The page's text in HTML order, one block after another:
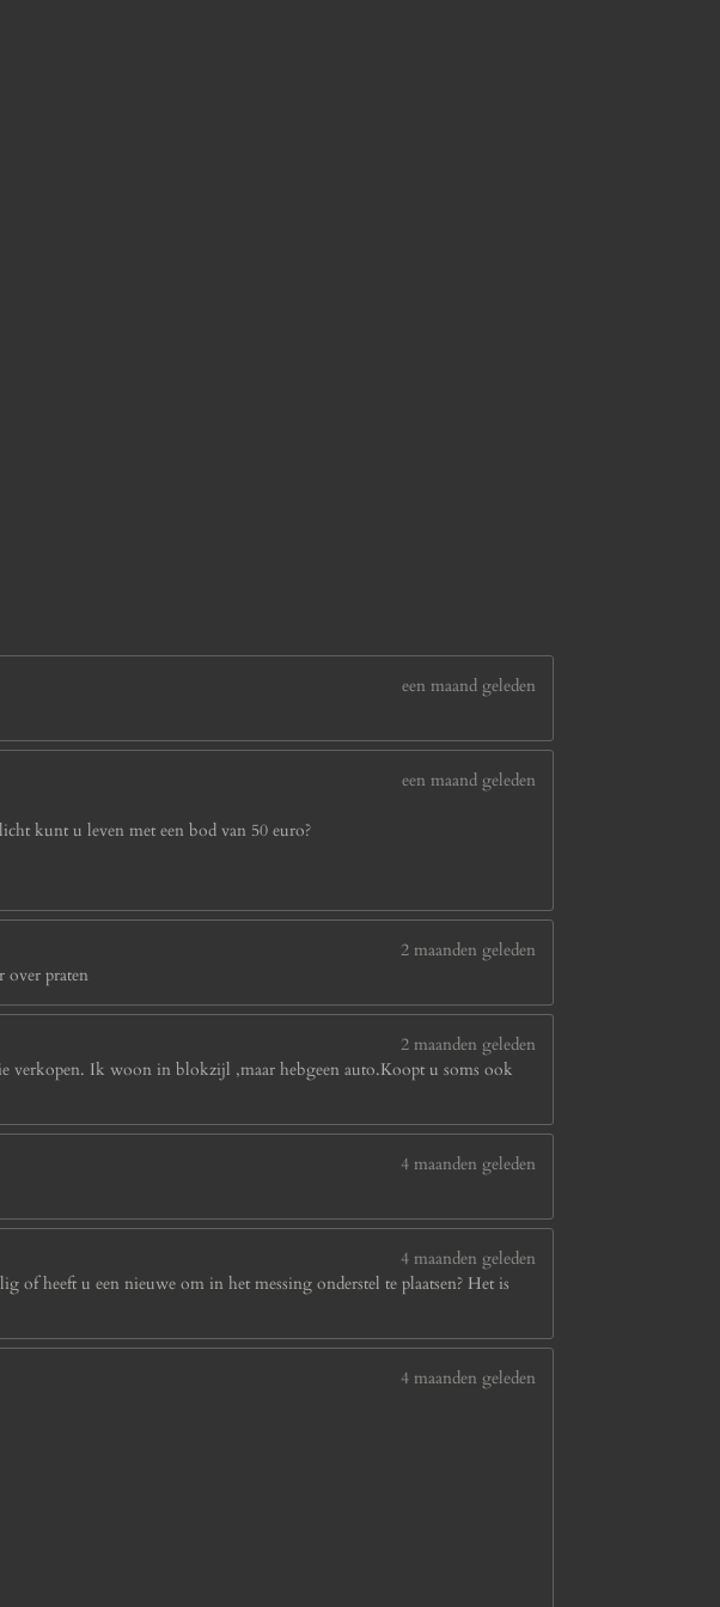
een maand geleden
een maand geleden
kunt u leven met een bod van 50 euro?
2 maanden geleden
over praten
2 maanden geleden
verkopen. Ik woon in blokzijl ,maar hebgeen auto.Koopt u soms ook
4 maanden geleden
4 maanden geleden
of heeft u een nieuwe om in het messing onderstel te plaatsen? Het is
4 maanden geleden